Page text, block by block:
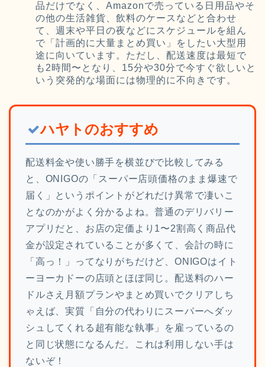
品だけでなく、Amazonで売っている日用品やそ
の他の生活雑貨、飲料のケースなどと合わせ
て、週末や平日の夜などにスケジュールを組ん
で「計画的に大量まとめ買い」をしたい大型用
途に向いています。ただし、配送速度は最短で
も2時間〜となり、15分や30分で今すぐ欲しいと
いう突発的な場面には物理的に不向きです。
ハヤトのおすすめ
配送料金や使い勝手を横並びで比較してみる
と、ONIGOの「スーパー店頭価格のまま爆速で
届く」というポイントがどれだけ異常で凄いこ
となのかがよく分かるよね。普通のデリバリー
アプリだと、お店の定価より1〜2割高く商品代
金が設定されていることが多くて、会計の時に
「高っ！」ってなりがちだけど、ONIGOはイト
ーヨーカドーの店頭とほぼ同じ。配送料のハー
ドルさえ月額プランやまとめ買いでクリアしち
ゃえば、実質「自分の代わりにスーパーへダッ
シュしてくれる超有能な執事」を雇っているの
と同じ状態になるんだ。これは利用しない手は
ないぞ！